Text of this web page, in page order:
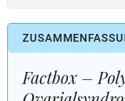
Factbox –